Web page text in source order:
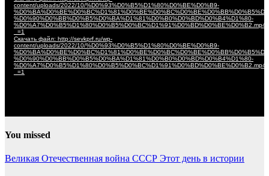
content/uploads/2022/10/%D0%93%D0%B5%D1%80%D0%BE%D0%B9-
%D0%90%D0%BB%D0%B5%D0%BA%D1%81%D0%B0%D0%BD%D0%B4%D1%80-
%D0%A7%D0%B5%D1%80%D0%B5%D0%BC%D1%91%D0%BD%D0%BE%D0%B2.mp4?
_=1
Скачать файл: http://sevkprf.ru/wp-
content/uploads/2022/10/%D0%93%D0%B5%D1%80%D0%BE%D0%B9-
%D0%90%D0%BB%D0%B5%D0%BA%D1%81%D0%B0%D0%BD%D0%B4%D1%80-
%D0%A7%D0%B5%D1%80%D0%B5%D0%BC%D1%91%D0%BD%D0%BE%D0%B2.mp4?
_=1
You missed
Великая Отечественная война СССР Этот день в истории